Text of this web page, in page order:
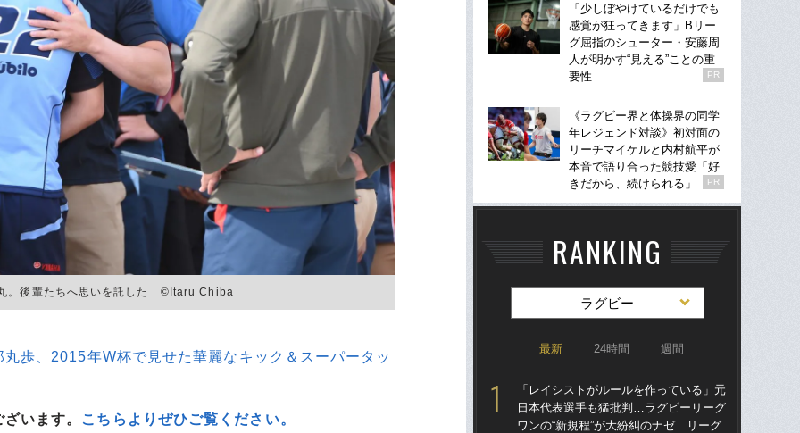
。後輩たちへ思いを託した ©︎Itaru Chiba
歩、2015年W杯で見せた華麗なキック＆スーパータッ
います。 こちらよりぜひご覧ください。
「少しぼやけているだけでも
感覚が狂ってきます」Bリー
グ屈指のシューター・安藤周
人が明かす“見える”ことの重
要性
PR
《ラグビー界と体操界の同学
年レジェンド対談》初対面の
リーチマイケルと内村航平が
本音で語り合った競技愛「好
きだから、続けられる」
PR
RANKING
ラグビー
最新 24時間 週間
「レイシストがルールを作っている」元
日本代表選手も猛批判…ラグビーリーグ
ワンの“新規程”が大紛糾のナゼ リーグ